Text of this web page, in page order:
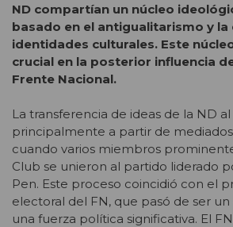
ND compartían un núcleo
basado en el antigualitarismo y la
identidades culturales. Este
crucial en la posterior influencia
Frente Nacional.
La transferencia de ideas de la ND
principalmente a partir de
cuando varios miembros
Club se unieron al partido liderado
Pen. Este proceso coincidió con el
electoral del FN, que pasó de ser
una fuerza política significativa. El